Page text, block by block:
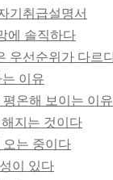
기취급설명서
에 솔직하다
우선순위가 다르
이유
온해 보이는 이유
지는 것이다
오는 중이다
이 있다